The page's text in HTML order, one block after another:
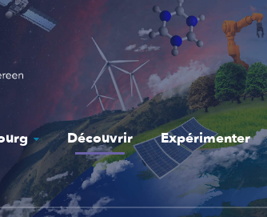
Découvrir Expérimenter